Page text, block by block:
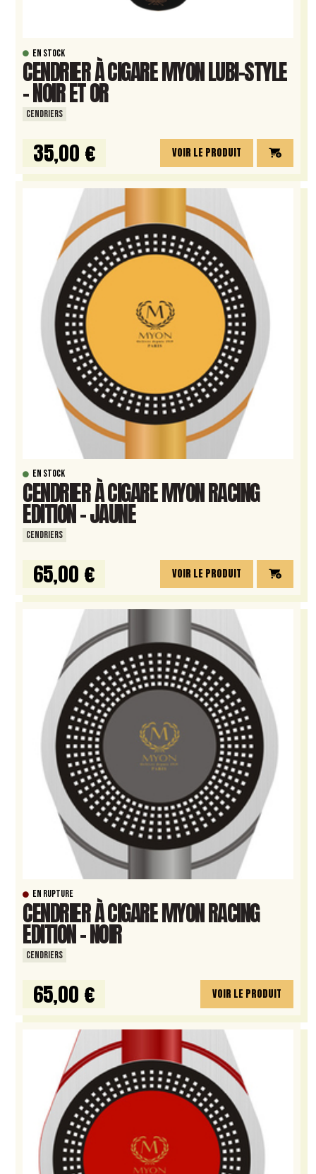
EN STOCK
CENDRIER À CIGARE MYON LUBI-STYLE
– NOIR ET OR
CENDRIERS
35,00 € VOIR LE PRODUIT
EN STOCK
CENDRIER À CIGARE MYON RACING
EDITION – JAUNE
CENDRIERS
65,00 € VOIR LE PRODUIT
EN RUPTURE
CENDRIER À CIGARE MYON RACING
EDITION – NOIR
CENDRIERS
65,00 € VOIR LE PRODUIT